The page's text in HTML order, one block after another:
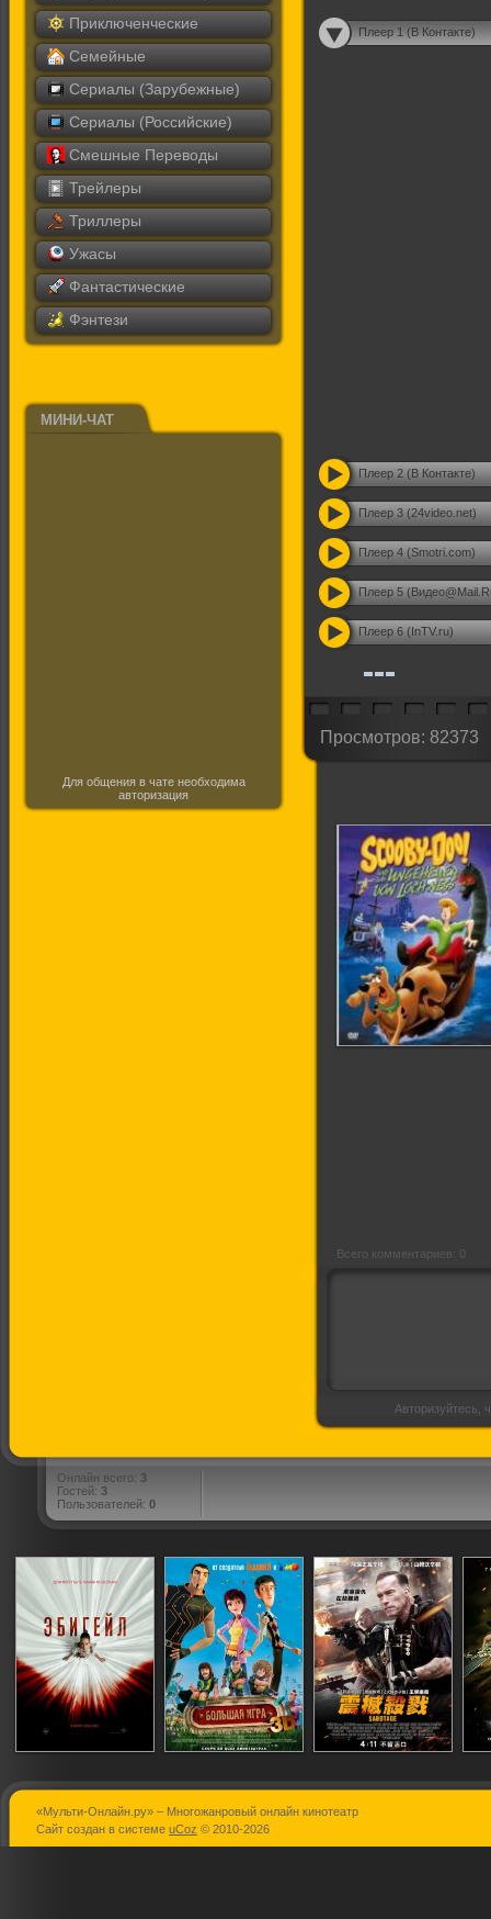
Приключенческие
Семейные
Сериалы (Зарубежные)
Сериалы (Российские)
Смешные Переводы
Трейлеры
Триллеры
Ужасы
Фантастические
Фэнтези
МИНИ-ЧАТ
Для общения в чате необходима
авторизация
Плеер 1 (В Контакте)
Плеер 2 (В Контакте)
Плеер 3 (24video.net)
Плеер 4 (Smotri.com)
Плеер 5
Плеер 6 (InTV.ru)
Просмотров: 82373
Всего комментариев: 0
Авторизуйтесь,
Онлайн всего: 3
Гостей: 3
Пользователей: 0
Эбигейл
Большая игра
«Мульти-Онлайн.ру» – Многожанровый онлайн кинотеатр
Сайт создан в системе uCoz © 2010-2026